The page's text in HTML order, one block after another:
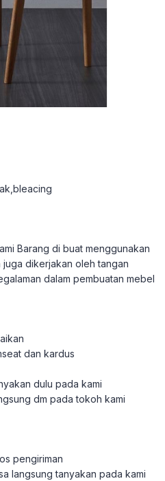
Barang di buat menggunakan
dikerjakan oleh tangan
dalam pembuatan mebel
dan kardus
dulu pada kami
dm pada tokoh kami
pengiriman
langsung tanyakan pada kami